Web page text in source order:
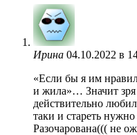
Ирина 04.10.2022 в
«Если бы я им
и жила»… Значит
действительно
таки и стареть
Разочарована((( не